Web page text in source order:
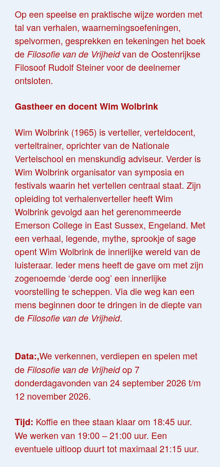
Op een speelse en praktische wijze worden met
tal van verhalen, waarnemingsoefeningen,
spelvormen, gesprekken en tekeningen het boek
de Filosofie van de Vrijheidvan de Oostenrijkse
Filosoof Rudolf Steiner voor de deelnemer
ontsloten.
Gastheer en docent Wim Wolbrink
Wim Wolbrink (1965) is verteller, verteldocent,
verteltrainer, oprichter van de Nationale
Vertelschool en menskundig adviseur. Verder is
Wim Wolbrink organisator van symposia en
festivals waarin het vertellen centraal staat. Zijn
opleiding tot verhalenverteller heeft Wim
Wolbrink gevolgd aan het gerenommeerde
Emerson College in East Sussex, Engeland. Met
een verhaal, legende, mythe, sprookje of sage
opent Wim Wolbrink de innerlijke wereld van de
luisteraar. Ieder mens heeft de gave om met zijn
zogenoemde ‘derde oog’ een innerlijke
voorstelling te scheppen. Via die weg kan een
mens beginnen door te dringen in de diepte van
de Filosofie van de Vrijheid.
Data:,We verkennen, verdiepen en spelen met
de Filosofie van de Vrijheidop 7
donderdagavonden van 24 september 2026 t/m
12 november 2026.
Tijd: Koffie en thee staan klaar om 18:45 uur.
We werken van 19:00 – 21:00 uur. Een
eventuele uitloop duurt tot maximaal 21:15 uur.